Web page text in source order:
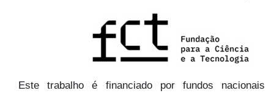
Este trabalho é financiado por fundos nacionais